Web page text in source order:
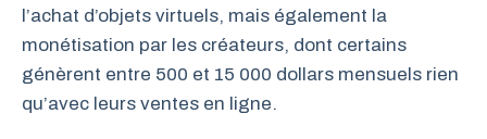
l’achat d’objets virtuels, mais également la
monétisation par les créateurs, dont certains
génèrent entre 500 et 15 000 dollars mensuels rien
qu’avec leurs ventes en ligne.